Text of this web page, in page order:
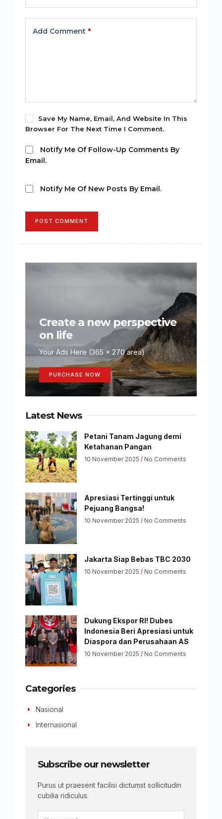
Add Comment *
Save My Name, Email, And Website In This
Browser For The Next Time I Comment.
Notify Me Of Follow-Up Comments By
Email.
Notify Me Of New Posts By Email.
POST COMMENT
Create a new perspective
on life
Your Ads Here (365 x 270 area)
PURCHASE NOW
Latest News
Petani Tanam Jagung demi
Ketahanan Pangan
10 November 2025 No Comments
Apresiasi Tertinggi untuk
Pejuang Bangsa!
10 November 2025 No Comments
Jakarta Siap Bebas TBC 2030
10 November 2025 No Comments
Dukung Ekspor RI! Dubes
Indonesia Beri Apresiasi untuk
Diaspora dan Perusahaan AS
10 November 2025 No Comments
Categories
Nasional
Internasional
Subscribe our newsletter
Purus ut praesent facilisi dictumst sollicitudin
cubilia ridiculus.